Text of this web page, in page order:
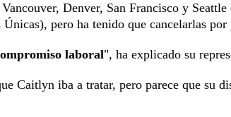
Denver, San Francisco y
pero ha tenido que cancelarlas por
laboral", ha explicado su
Caitlyn iba a tratar, pero parece que su